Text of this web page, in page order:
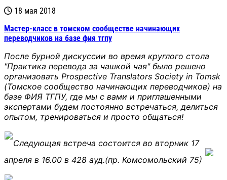
18 мая 2018
Мастер-класс в томском сообществе начинающих
переводчиков на базе фия тгпу
После бурной дискуссии во время круглого стола
"Практика перевода за чашкой чая" было решено
организовать Prospective Translators Society in Tomsk
(Томское сообщество начинающих переводчиков) на
базе ФИЯ ТГПУ, где мы с вами и приглашенными
экспертами будем постоянно встречаться, делиться
опытом, тренироваться и просто общаться!
Следующая встреча состоится во вторник 17
апреля в 16.00 в 428 ауд.(пр. Комсомольский 75)